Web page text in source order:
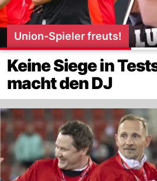
Union-Spieler freuts!
Keine Siege in
macht den DJ